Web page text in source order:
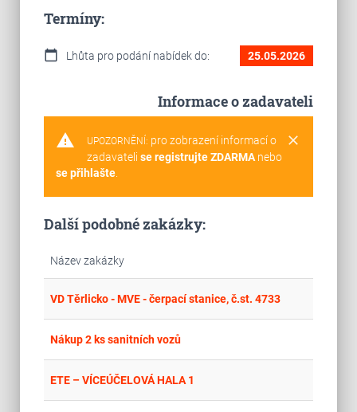
Termíny:
calendar_today Lhůta pro podání nabídek do: 25.05.2026
Informace o zadavateli
warning clear
UPOZORNĚNÍ: pro zobrazení informací o
zadavateli se registrujte ZDARMAnebo
se přihlašte.
Další podobné zakázky:
Název zakázky
VD Těrlicko - MVE - čerpací stanice, č.st. 4733
Nákup 2 ks sanitních vozů
ETE – VÍCEÚČELOVÁ HALA 1